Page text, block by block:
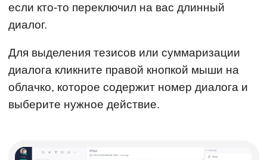
если кто-то переключил на вас длинный
диалог.
Для выделения тезисов или суммаризации
диалога кликните правой кнопкой мыши на
облачко, которое содержит номер диалога и
выберите нужное действие.